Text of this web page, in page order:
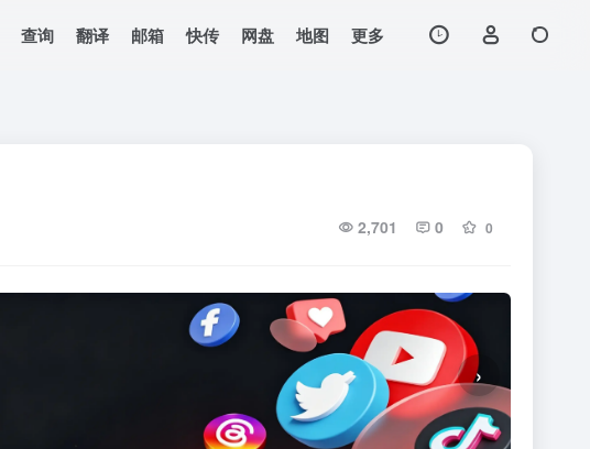
查询 翻译 邮箱 快传 网盘 地图 更多
2,701 0 0
›